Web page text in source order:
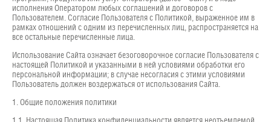
исполнения Оператором любых соглашений и договоров с
Пользователем. Согласие Пользователя с Политикой, выраженное им в
рамках отношений с одним из перечисленных лиц, распространяется на
все остальные перечисленные лица.
Использование Сайта означает безоговорочное согласие Пользователя с
настоящей Политикой и указанными в ней условиями обработки его
персональной информации; в случае несогласия с этими условиями
Пользователь должен воздержаться от использования Сайта.
1. Общие положения политики